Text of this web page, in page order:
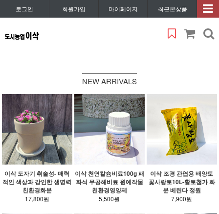
로그인 회원가입 마이페이지 최근본상품
NEW ARRIVALS
이삭 도자기 취솔성- 매력
적인 색상과 강인한 생명력
친환경화분
17,800원
이삭 천연칼슘비료100g 패
화석 무공해비료 원예작물
친환경영양제
5,500원
이삭 조경 관엽용 배양토
꽃사랑토10L-황토첨가 화
분 베린다 정원
7,900원